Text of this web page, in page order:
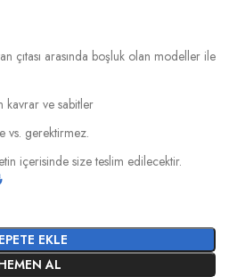
çıtası arasında boşluk olan modeller ile
kavrar ve sabitler
vs. gerektirmez.
içerisinde size teslim edilecektir.
EKLE
AL